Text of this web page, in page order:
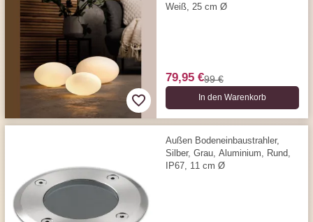
Weiß, 25 cm Ø
79,95 €99 €
In den Warenkorb
Außen Bodeneinbaustrahler,
Silber, Grau, Aluminium, Rund,
IP67, 11 cm Ø